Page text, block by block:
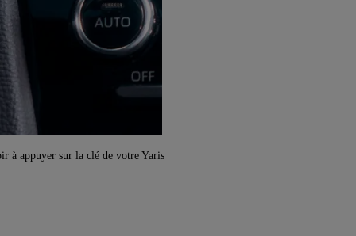
à appuyer sur la clé de votre Yaris